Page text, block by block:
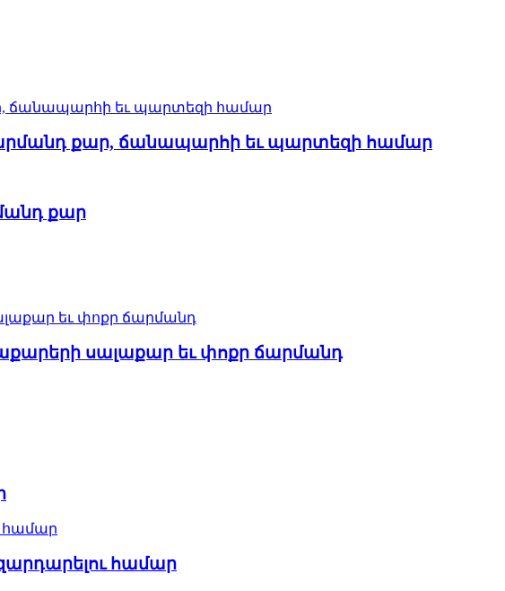
քար, ճանապարհի եւ պարտեզի համար
քար
սալաքար եւ փոքր ճարմանդ
համար